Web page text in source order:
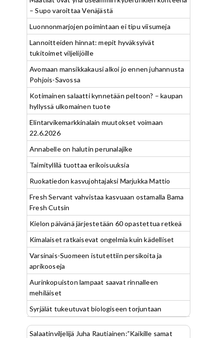
– Supo varoittaa Venäjästä
Luonnonmarjojen poimintaan ei tipu viisumeja
Lannoitteiden hinnat: mepit hyväksyivät
tukitoimet viljelijöille
Avomaan mansikkakausi alkoi jo ennen juhannusta
Pohjois-Savossa
Kotimainen salaatti kynnetään peltoon? – kaupan
hyllyssä ulkomainen tuote
Elintarvikemarkkinalain muutokset voimaan
22.6.2026
Annabelle on halutin perunalajike
Taimityllilä tuottaa erikoisuuksia
Ruokatiedon kasvujohtajaksi Marjukka Mattio
Fresh Servant vahvistaa kasvuaan ostamalla Bama
Fresh Cutsin
Kielon päivänä järjestetään 60 opastettua retkeä
Kimalaiset ratkaisevat ongelmia kuin kädelliset
Varsinais-Suomeen istutettiin persikoita ja
aprikooseja
Aurinkopuiston lampaat saavat rinnalleen
mehiläiset
Syrjälät tukeutuvat biologiseen torjuntaan
Salaatinviljelijä Juha Rautiainen:”Kaikille samat